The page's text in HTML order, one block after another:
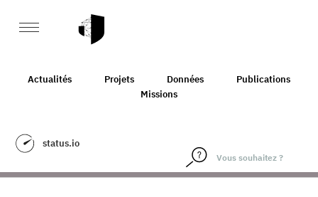
Actualités Projets Données
Publications
Missions
status.io